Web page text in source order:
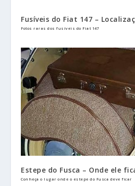
Fusíveis do Fiat 147 –
Fotos raras dos fusíveis do Fiat 147
Estepe do Fusca – Onde ele
Conheça o lugar onde o estepe do Fusca deve ficar